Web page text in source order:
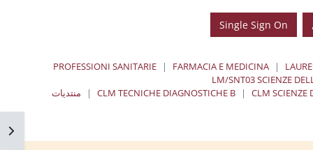
Single Sign On
FARMACIA E MEDICINA
PROFESSIONI SANITARIE
LM/SNT03 SCIENZE
CLM SCIENZE
CLM TECNICHE DIAGNOSTICHE B
منتديات